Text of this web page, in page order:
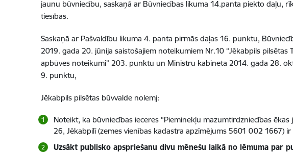
jaunu būvniecību, saskaņā ar Būvniecības likuma 14.panta piekto daļu,
tiesības.
Saskaņā ar Pašvaldību likuma 4. panta pirmās daļas 16. punktu,
2019. gada 20. jūnija saistošajiem noteikumiem Nr.10 “Jēkabpils
apbūves noteikumi” 203. punktu un Ministru kabineta 2014. gada 28.
9. punktu,
Jēkabpils pilsētas būvvalde nolemj:
Noteikt, ka būvniecības ieceres “Pieminekļu mazumtirdzniecības
26, Jēkabpilī (zemes vienības kadastra apzīmējums 5601 002 1667)
Uzsākt publisko apspriešanu divu mēnešu laikā no lēmuma par